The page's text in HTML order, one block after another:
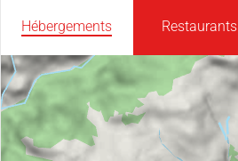
Hébergements Restaurants